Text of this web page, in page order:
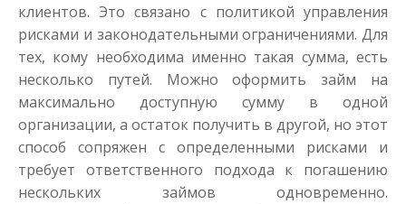
Моментальный займ
клиентов. Это связано с политикой управления
рисками и законодательными ограничениями. Для
тех, кому необходима именно такая сумма, есть
несколько путей. Можно оформить займ на
максимально доступную сумму в одной
организации, а остаток получить в другой, но этот
способ сопряжен с определенными рисками и
требует ответственного подхода к погашению
нескольких займов одновременно.